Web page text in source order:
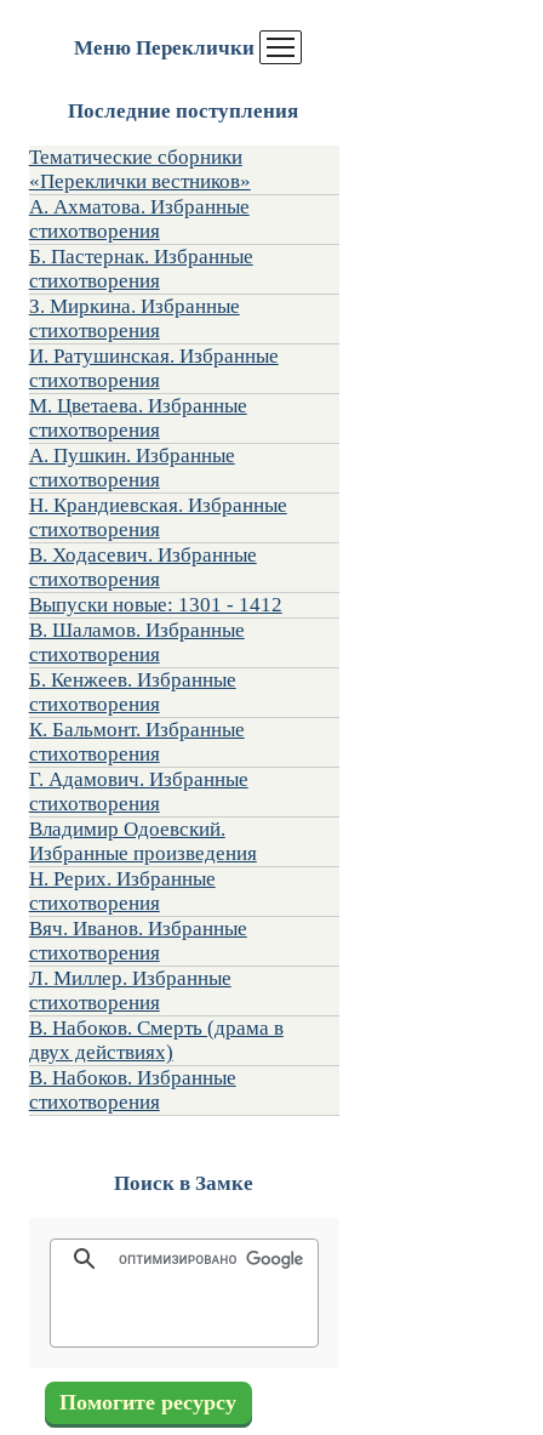
Меню Переклички
Последние поступления
Тематические сборники
«Переклички вестников»
А. Ахматова. Избранные
стихотворения
Б. Пастернак. Избранные
стихотворения
З. Миркина. Избранные
стихотворения
И. Ратушинская. Избранные
стихотворения
М. Цветаева. Избранные
стихотворения
А. Пушкин. Избранные
стихотворения
Н. Крандиевская. Избранные
стихотворения
В. Ходасевич. Избранные
стихотворения
Выпуски новые: 1301 - 1412
В. Шаламов. Избранные
стихотворения
Б. Кенжеев. Избранные
стихотворения
К. Бальмонт. Избранные
стихотворения
Г. Адамович. Избранные
стихотворения
Владимир Одоевский.
Избранные произведения
Н. Рерих. Избранные
стихотворения
Вяч. Иванов. Избранные
стихотворения
Л. Миллер. Избранные
стихотворения
В. Набоков. Смерть (драма в
двух действиях)
В. Набоков. Избранные
стихотворения
Поиск в Замке
Помогите ресурсу